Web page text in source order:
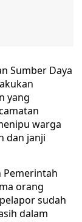
Sumber Daya
yang
warga
dan janji
Pemerintah
orang
sudah
dalam